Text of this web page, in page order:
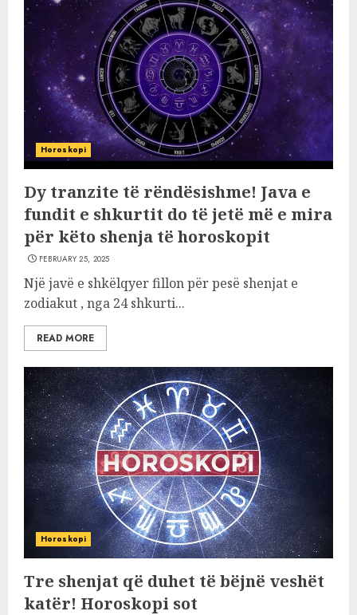
Horoskopi
Dy tranzite të rëndësishme! Java e
fundit e shkurtit do të jetë më e mira
për këto shenja të horoskopit
FEBRUARY 25, 2025
Një javë e shkëlqyer fillon për pesë shenjat e
zodiakut , nga 24 shkurti...
READ MORE
Horoskopi
Tre shenjat që duhet të bëjnë veshët
katër! Horoskopi sot